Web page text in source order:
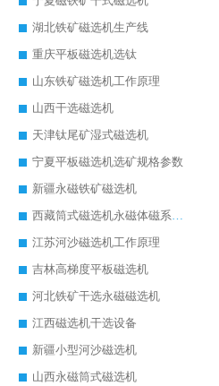
湖北铁矿磁选机生产线
重庆平板磁选机选钛
山东铁矿磁选机工作原理
山西干选磁选机
天津钛尾矿湿式磁选机
宁夏平板磁选机选矿规格参数
新疆永磁铁矿磁选机
西藏筒式磁选机永磁体磁系设计
江苏河沙磁选机工作原理
吉林高梯度平板磁选机
河北铁矿干选永磁磁选机
江西磁选机干选设备
新疆小型河沙磁选机
山西永磁筒式磁选机